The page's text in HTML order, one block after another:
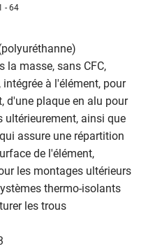
- 64
la masse, sans CFC,
à l'élément, pour
d'une plaque en alu pour
ultérieurement, ainsi que
assure une répartition
de l'élément,
les montages ultérieurs
thermo-isolants
les trous